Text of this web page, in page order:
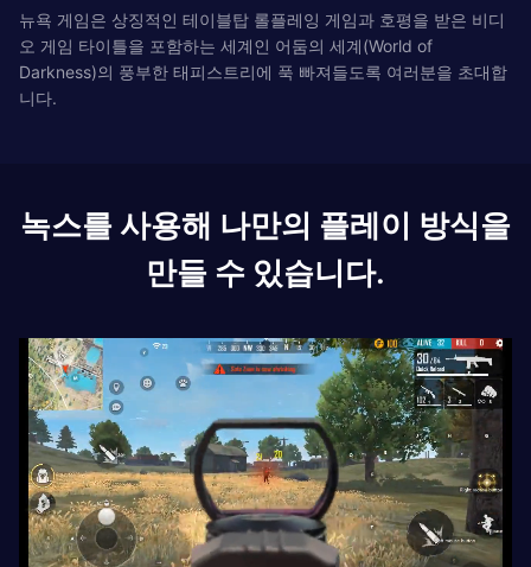
뉴욕 게임은 상징적인 테이블탑 롤플레잉 게임과 호평을 받은 비디
오 게임 타이틀을 포함하는 세계인 어둠의 세계(World of
Darkness)의 풍부한 태피스트리에 푹 빠져들도록 여러분을 초대합
니다.
녹스를 사용해 나만의 플레이 방식을
만들 수 있습니다.